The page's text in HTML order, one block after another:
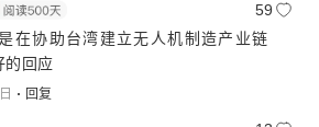
59
在协助台湾建立无人机制造产业链
的回应
回复